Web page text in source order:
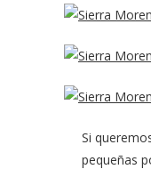
Si
pequeñas